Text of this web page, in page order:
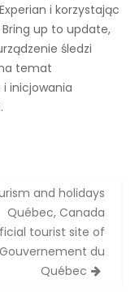
i korzystając
up to update,
śledzi
temat
i inicjowania
and holidays
Québec, Canada
tourist site of
du
Québec